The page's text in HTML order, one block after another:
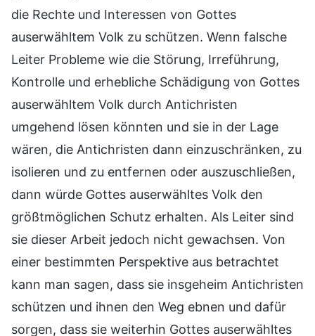
die Rechte und Interessen von Gottes
auserwähltem Volk zu schützen. Wenn falsche
Leiter Probleme wie die Störung, Irreführung,
Kontrolle und erhebliche Schädigung von Gottes
auserwähltem Volk durch Antichristen
umgehend lösen könnten und sie in der Lage
wären, die Antichristen dann einzuschränken, zu
isolieren und zu entfernen oder auszuschließen,
dann würde Gottes auserwähltes Volk den
größtmöglichen Schutz erhalten. Als Leiter sind
sie dieser Arbeit jedoch nicht gewachsen. Von
einer bestimmten Perspektive aus betrachtet
kann man sagen, dass sie insgeheim Antichristen
schützen und ihnen den Weg ebnen und dafür
sorgen, dass sie weiterhin Gottes auserwähltes